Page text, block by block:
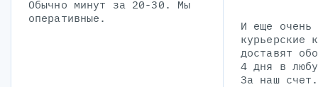
Обычно минут за 20-30. Мы
оперативные.
И еще очень
курьерские
доставят
4 дня в
За наш счет.